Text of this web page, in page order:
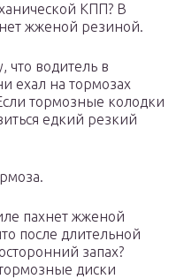
КПП? В
жженой резиной.
что водитель в
ехал на тормозах
тормозные колодки
едкий резкий
пахнет жженой
после длительной
запах?
диски